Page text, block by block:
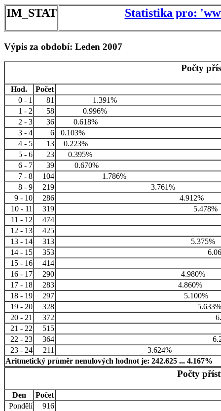
IM_STAT Statistika pro:
Výpis za období: Leden 2007
Počty
Hod.
Počet
0 - 1
81
1.391%
1 - 2
58
0.996%
2 - 3
36
0.618%
3 - 4
6
0.103%
4 - 5
13
0.223%
5 - 6
23
0.395%
6 - 7
39
0.670%
7 - 8
104
1.786%
8 - 9
219
3.761%
9 - 10
286
4.912%
10 - 11
319
5.478%
11 - 12
474
12 - 13
425
13 - 14
313
5.375%
14 - 15
353
15 - 16
414
16 - 17
290
4.980%
17 - 18
283
4.860%
18 - 19
297
5.100%
19 - 20
328
5.633%
20 - 21
372
21 - 22
515
22 - 23
364
23 - 24
211
3.624%
Aritmetický průměr nenulových hodnot je: 242.625 ... 4.167%
Počty
Den
Počet
Pondělí
916